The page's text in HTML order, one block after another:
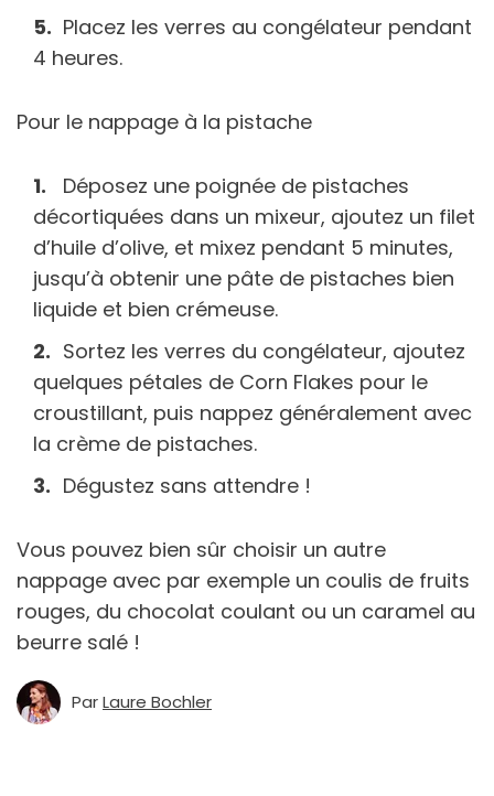
Placez les verres au congélateur pendant
4 heures.
Pour le nappage à la pistache
Déposez une poignée de pistaches
décortiquées dans un mixeur, ajoutez un filet
d’huile d’olive, et mixez pendant 5 minutes,
jusqu’à obtenir une pâte de pistaches bien
liquide et bien crémeuse.
Sortez les verres du congélateur, ajoutez
quelques pétales de Corn Flakes pour le
croustillant, puis nappez généralement avec
la crème de pistaches.
Dégustez sans attendre !
Vous pouvez bien sûr choisir un autre
nappage avec par exemple un coulis de fruits
rouges, du chocolat coulant ou un caramel au
beurre salé !
ParLaure Bochler